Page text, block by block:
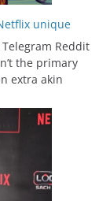
unique
Reddit
the primary
extra akin